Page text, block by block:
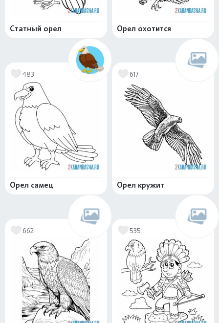
Статный орел Орел охотится
483
Орел самец
617
Орел кружит
662 535